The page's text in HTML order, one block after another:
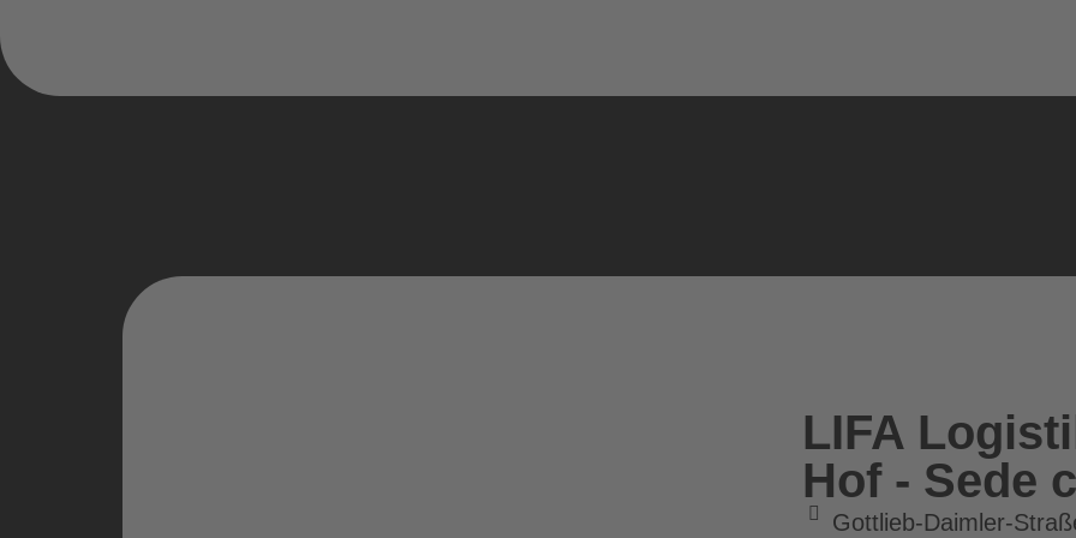
LIFA
Hof - Sede
Gottlieb-Daimler-